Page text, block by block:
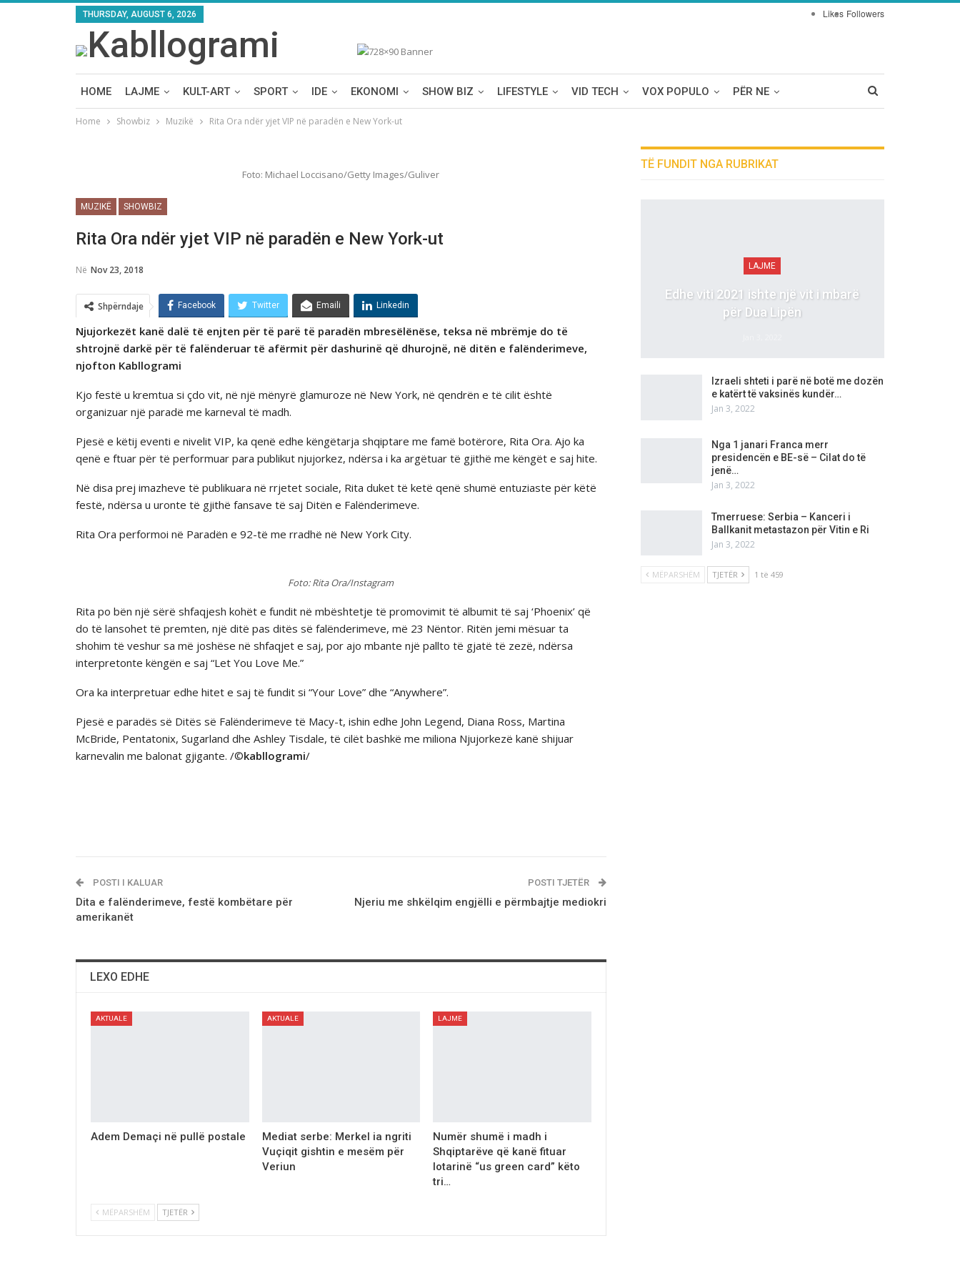
Likes Followers
THURSDAY, AUGUST 6, 2026
HOME LAJME KULT-ART SPORT IDE EKONOMI SHOW BIZ LIFESTYLE VID TECH VOX POPULO PËR NE
Home Showbiz Muzikë Rita Ora ndёr yjet VIP nё paradёn e New York-ut
Foto: Michael Loccisano/Getty Images/Guliver
MUZIKË SHOWBIZ
Rita Ora ndёr yjet VIP nё paradёn e New York-ut
Në Nov 23, 2018
Shpërndaje Facebook Twitter Emaili Linkedin
Njujorkezёt kanë dalë tё enjten për të parë të paradёn mbresёlёnёse, teksa në mbrëmje do të
shtrojnë darkë për të falënderuar tё afёrmit për dashurinë që dhurojnë, nё ditёn e falёnderimeve,
njofton Kabllogrami
Kjo festë u kremtua si çdo vit, në një mënyrë glamuroze në New York, në qendrën e të cilit është
organizuar një paradё me karneval tё madh.
Pjesë e këtij eventi e nivelit VIP, ka qenë edhe këngëtarja shqiptare me famë botërore, Rita Ora. Ajo ka
qenë e ftuar për të performuar para publikut njujorkez, ndërsa i ka argëtuar të gjithë me këngët e saj hite.
Në disa prej imazheve të publikuara në rrjetet sociale, Rita duket të ketë qenë shumë entuziaste për këtë
festë, ndërsa u uronte të gjithë fansave të saj Ditën e Falënderimeve.
Rita Ora performoi në Paradën e 92-të me rradhё në New York City.
Foto: Rita Ora/Instagram
Rita po bën një sërë shfaqjesh kohët e fundit në mbështetje të promovimit tё albumit të saj ‘Phoenix’ që
do të lansohet tё premten, njё ditё pas ditёs sё falënderimeve, më 23 Nëntor. Ritën jemi mësuar ta
shohim të veshur sa më joshёse në shfaqjet e saj, por ajo mbante një pallto të gjatë të zezë, ndërsa
interpretonte këngën e saj “Let You Love Me.”
Ora ka interpretuar edhe hitet e saj të fundit si “Your Love” dhe “Anywhere”.
Pjesë e paradës së Ditës së Falënderimeve të Macy-t, ishin edhe John Legend, Diana Ross, Martina
McBride, Pentatonix, Sugarland dhe Ashley Tisdale, tё cilёt bashkё me miliona Njujorkezё kanё shijuar
karnevalin me balonat gjigante. /©kabllogrami/
POSTI I KALUAR
Dita e falёnderimeve, festё kombёtare pёr
amerikanët
POSTI TJETËR
Njeriu me shkëlqim engjëlli e përmbajtje mediokri
LEXO EDHE
AKTUALE
Adem Demaçi nё pullё postale
AKTUALE
Mediat serbe: Merkel ia ngriti
Vuçiqit gishtin e mesëm për
Veriun
LAJME
Numёr shumë i madh i
Shqiptarёve qё kanё fituar
lotarinё “us green card” kёto
tri…
MËPARSHËM TJETËR
TË FUNDIT NGA RUBRIKAT
LAJME
Edhe viti 2021 ishte një vit i mbarë
për Dua Lipën
Izraeli shteti i parë në botë me dozën
e katërt të vaksinës kundër…
Jan 3, 2022
Nga 1 janari Franca merr
presidencën e BE-së – Cilat do të
jenë…
Jan 3, 2022
Tmerruese: Serbia – Kanceri i
Ballkanit metastazon për Vitin e Ri
Jan 3, 2022
MËPARSHËM TJETËR 1 të 459